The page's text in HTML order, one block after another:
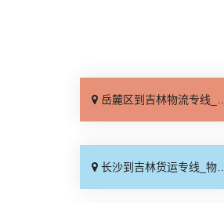
岳麓区到吉林物流专线_准时准点「实时跟踪 」
长沙到吉林货运专线_物流拼车「送货到门」